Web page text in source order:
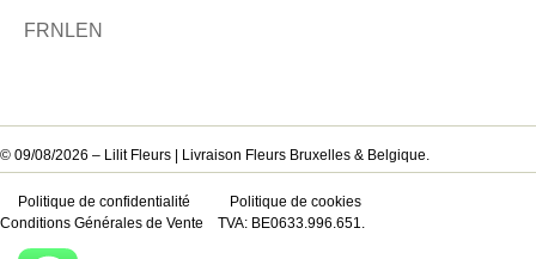
FRNLEN
© 09/08/2026 – Lilit Fleurs | Livraison Fleurs Bruxelles & Belgique.
Politique de confidentialité
Politique de cookies
Conditions Générales de Vente TVA: BE0633.996.651.